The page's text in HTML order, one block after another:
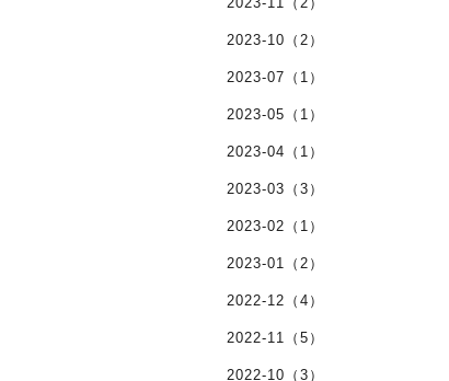
2023-10（2）
2023-07（1）
2023-05（1）
2023-04（1）
2023-03（3）
2023-02（1）
2023-01（2）
2022-12（4）
2022-11（5）
2022-10（3）